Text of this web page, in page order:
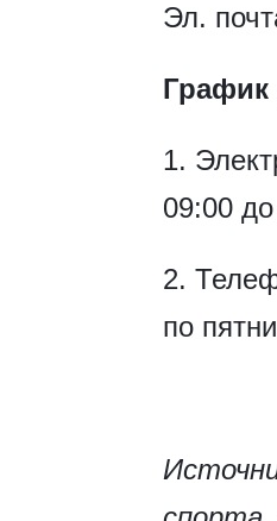
Эл.
1.
09:00
2.
по